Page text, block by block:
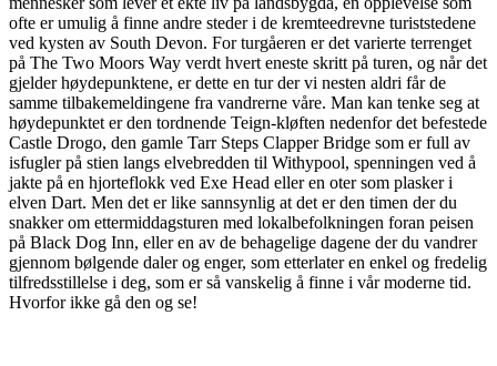
ofte er umulig å finne andre steder i de kremteedrevne turiststedene
ved kysten av South Devon. For turgåeren er det varierte terrenget
på The Two Moors Way verdt hvert eneste skritt på turen, og når det
gjelder høydepunktene, er dette en tur der vi nesten aldri får de
samme tilbakemeldingene fra vandrerne våre. Man kan tenke seg at
høydepunktet er den tordnende Teign-kløften nedenfor det befestede
Castle Drogo, den gamle Tarr Steps Clapper Bridge som er full av
isfugler på stien langs elvebredden til Withypool, spenningen ved å
jakte på en hjorteflokk ved Exe Head eller en oter som plasker i
elven Dart. Men det er like sannsynlig at det er den timen der du
snakker om ettermiddagsturen med lokalbefolkningen foran peisen
på Black Dog Inn, eller en av de behagelige dagene der du vandrer
gjennom bølgende daler og enger, som etterlater en enkel og fredelig
tilfredsstillelse i deg, som er så vanskelig å finne i vår moderne tid.
Hvorfor ikke gå den og se!